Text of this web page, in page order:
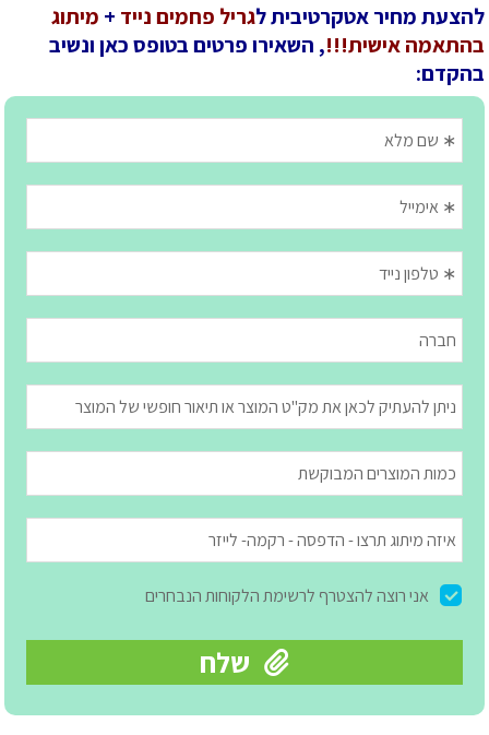
להצעת מחיר אטקרטיבית לגריל פחמים נייד + מיתוג
בהתאמה אישית!!!, השאירו פרטים בטופס כאן ונשיב
בהקדם: